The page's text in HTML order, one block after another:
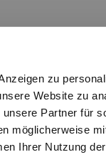
zu
Website zu
Partner für
möglicherweise
Ihrer Nutzung